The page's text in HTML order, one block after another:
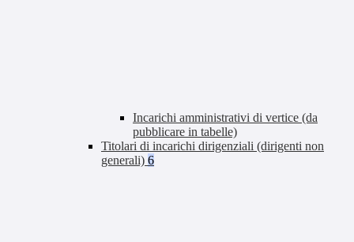
Incarichi amministrativi di vertice (da
pubblicare in tabelle)
Titolari di incarichi dirigenziali (dirigenti non
generali) 6